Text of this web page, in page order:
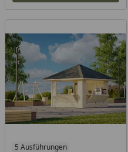
5 Ausführungen
Produkt nicht lieferbar